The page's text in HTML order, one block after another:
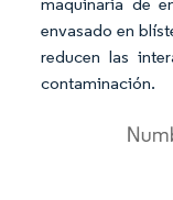
envasado en
reducen las
contaminación.